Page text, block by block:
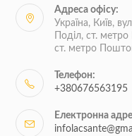
Адреса офісу:
Україна, Київ,
Поділ, ст.
ст. метро
Телефон:
+380676563195
Електронна